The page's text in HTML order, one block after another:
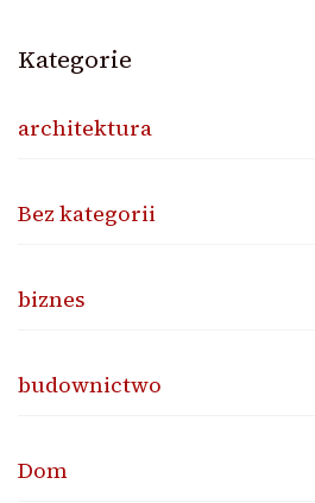
Kategorie
architektura
Bez kategorii
biznes
budownictwo
Dom